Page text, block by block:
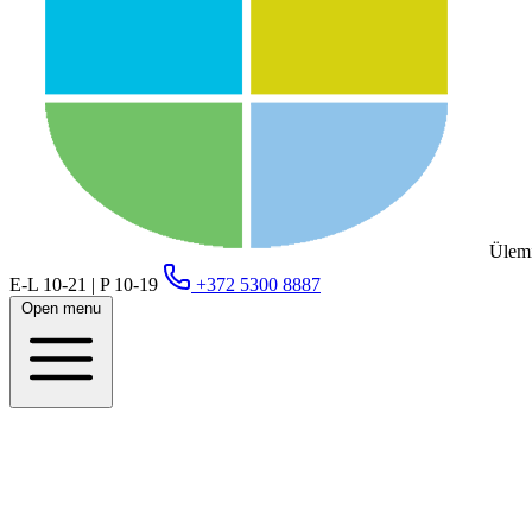
E-L 10-21 | P 10-19
+372 5300 8887
Open menu